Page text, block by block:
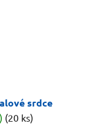
srdce
(20 ks)